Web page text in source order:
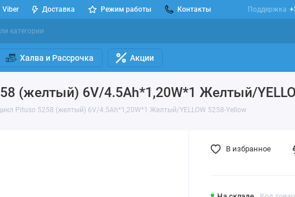
Viber Доставка Режим работы Контакты Поддержка
Халва и Рассрочка Акции
(желтый) 6V/4.5Ah*1,20W*1 Желтый/
Pituso 5258 (желтый) 6V/4.5Ah*1,20W*1 Желтый/YELLOW 5258-Yellow
В избранное